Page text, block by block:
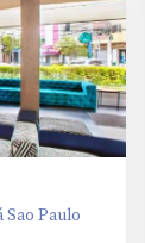
Sao Paulo